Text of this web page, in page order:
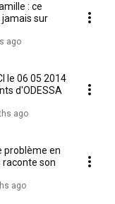
: ce
jamais sur
ago
le 06 05 2014
d'ODESSA
ago
problème en
raconte son
ago